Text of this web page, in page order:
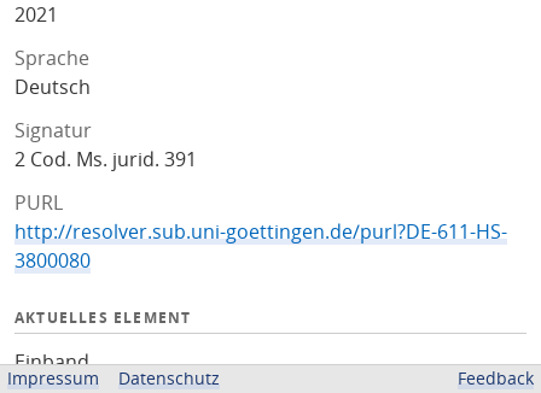
2021
Sprache
Deutsch
Signatur
2 Cod. Ms. jurid. 391
PURL
http://resolver.sub.uni-goettingen.de/purl?DE-611-HS-
3800080
AKTUELLES ELEMENT
Einband
Impressum Datenschutz Feedback